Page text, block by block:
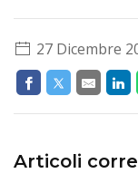
27 Dicembre
Articoli